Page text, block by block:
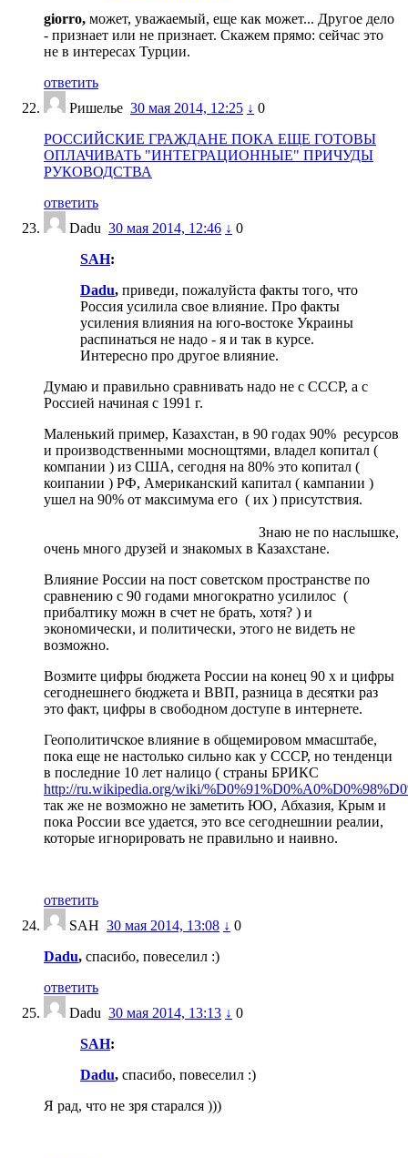
giorro, может, уважаемый, еще как может... Другое дело
- признает или не признает. Скажем прямо: сейчас это
не в интересах Турции.
ответить
Ришелье 30 мая 2014, 12:25 ↓ 0
РОССИЙСКИЕ ГРАЖДАНЕ ПОКА ЕЩЕ ГОТОВЫ
ОПЛАЧИВАТЬ "ИНТЕГРАЦИОННЫЕ" ПРИЧУДЫ
РУКОВОДСТВА
ответить
Dadu 30 мая 2014, 12:46 ↓ 0
SAH:
Dadu, приведи, пожалуйста факты того, что
Россия усилила свое влияние. Про факты
усиления влияния на юго-востоке Украины
распинаться не надо - я и так в курсе.
Интересно про другое влияние.
Думаю и правильно сравнивать надо не с СССР, а с
Россией начиная с 1991 г.
Маленький пример, Казахстан, в 90 годах 90% ресурсов
и производственными моснощтями, владел копитал (
компании ) из США, сегодня на 80% это копитал (
коипании ) РФ, Американский капитал ( кампании )
ушел на 90% от максимума его ( их ) присутствия.
Знаю не по наслышке,
очень много друзей и знакомых в Казахстане.
Влияние России на пост советском пространстве по
сравнению с 90 годами многократно усилилос (
прибалтику можн в счет не брать, хотя? ) и
экономически, и политически, этого не видеть не
возможно.
Возмите цифры бюджета России на конец 90 х и цифры
сегоднешнего бюджета и ВВП, разница в десятки раз
это факт, цифры в свободном доступе в интернете.
Геополитичское влияние в общемировом ммасштабе,
пока еще не настолько сильно как у СССР, но тенденци
в последние 10 лет налицо ( страны БРИКС
http://ru.wikipedia.org/wiki/
так же не возможно не заметить ЮО, Абхазия, Крым и
пока России все удается, это все сегоднешнии реалии,
которые игнорировать не правильно и наивно.
ответить
SAH 30 мая 2014, 13:08 ↓ 0
Dadu, спасибо, повеселил :)
ответить
Dadu 30 мая 2014, 13:13 ↓ 0
SAH:
Dadu, спасибо, повеселил :)
Я рад, что не зря старался )))